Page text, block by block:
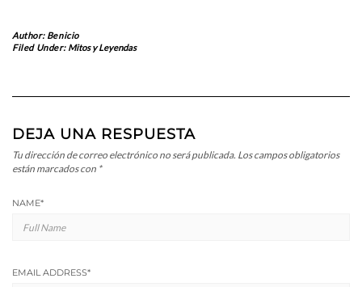
Author: Benicio
Filed Under: Mitos y Leyendas
DEJA UNA RESPUESTA
Tu dirección de correo electrónico no será publicada. Los campos obligatorios
están marcados con *
NAME*
EMAIL ADDRESS*